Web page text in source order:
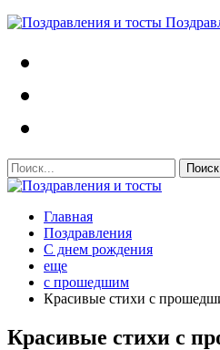
Главная
Поздравления
С днем рождения
еще
с прошедшим
Красивые стихи с
Красивые стихи с